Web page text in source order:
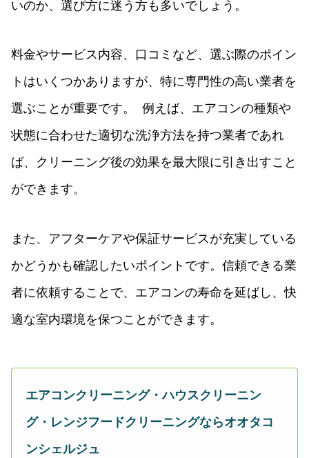
いのか、選び方に迷う方も多いでしょう。
料金やサービス内容、口コミなど、選ぶ際のポイン
トはいくつかありますが、特に専門性の高い業者を
選ぶことが重要です。 例えば、エアコンの種類や
状態に合わせた適切な洗浄方法を持つ業者であれ
ば、クリーニング後の効果を最大限に引き出すこと
ができます。
また、アフターケアや保証サービスが充実している
かどうかも確認したいポイントです。信頼できる業
者に依頼することで、エアコンの寿命を延ばし、快
適な室内環境を保つことができます。
エアコンクリーニング・ハウスクリーニン
グ・レンジフードクリーニングならオオタコ
ンシェルジュ